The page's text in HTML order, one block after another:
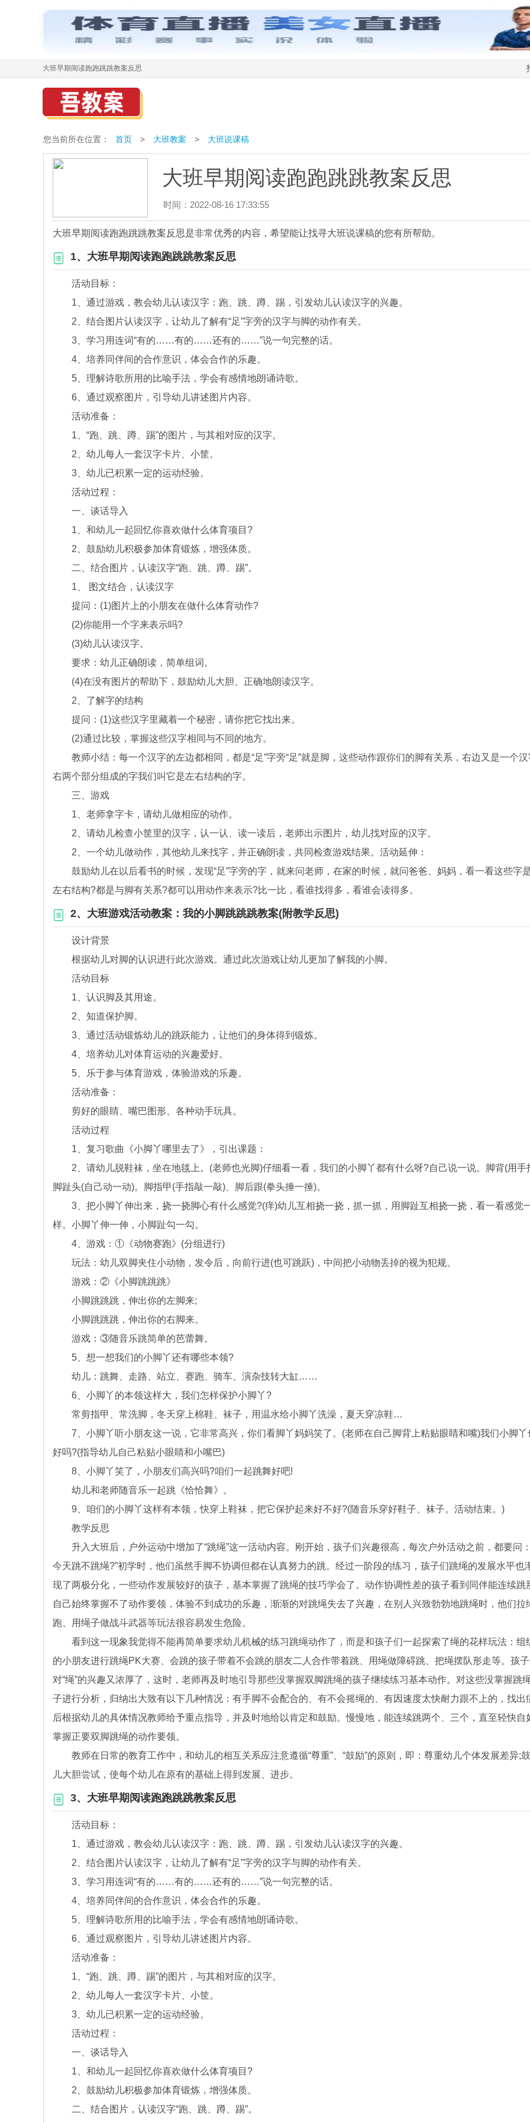
大班早期阅读跑跑跳跳教案反思
您当前所在位置： 首页 > 大班教案 > 大班说课稿
大班早期阅读跑跑跳跳教案反思
时间：2022-08-16 17:33:55
大班早期阅读跑跑跳跳教案反思是非常优秀的内容，希望能让找寻大班说课稿的您有所帮助。
1、大班早期阅读跑跑跳跳教案反思
活动目标：
1、通过游戏，教会幼儿认读汉字：跑、跳、蹲、踢，引发幼儿认读汉字的兴趣。
2、结合图片认读汉字，让幼儿了解有“足”字旁的汉字与脚的动作有关。
3、学习用连词“有的……有的……还有的……”说一句完整的话。
4、培养同伴间的合作意识，体会合作的乐趣。
5、理解诗歌所用的比喻手法，学会有感情地朗诵诗歌。
6、通过观察图片，引导幼儿讲述图片内容。
活动准备：
1、“跑、跳、蹲、踢”的图片，与其相对应的汉字。
2、幼儿每人一套汉字卡片、小筐。
3、幼儿已积累一定的运动经验。
活动过程：
一、谈话导入
1、和幼儿一起回忆你喜欢做什么体育项目?
2、鼓励幼儿积极参加体育锻炼，增强体质。
二、结合图片，认读汉字“跑、跳、蹲、踢”。
1、 图文结合，认读汉字
提问：(1)图片上的小朋友在做什么体育动作?
(2)你能用一个字来表示吗?
(3)幼儿认读汉字。
要求：幼儿正确朗读，简单组词。
(4)在没有图片的帮助下，鼓励幼儿大胆、正确地朗读汉字。
2、了解字的结构
提问：(1)这些汉字里藏着一个秘密，请你把它找出来。
(2)通过比较，掌握这些汉字相同与不同的地方。
教师小结：每一个汉字的左边都相同，都是“足”字旁“足”就是脚，这些动作跟你们的脚有关系，右边又是一个汉
右两个部分组成的字我们叫它是左右结构的字。
三、游戏
1、老师拿字卡，请幼儿做相应的动作。
2、请幼儿检查小筐里的汉字，认一认、读一读后，老师出示图片，幼儿找对应的汉字。
2、一个幼儿做动作，其他幼儿来找字，并正确朗读，共同检查游戏结果。活动延伸：
鼓励幼儿在以后看书的时候，发现“足”字旁的字，就来问老师，在家的时候，就问爸爸、妈妈，看一看这些字
左右结构?都是与脚有关系?都可以用动作来表示?比一比，看谁找得多，看谁会读得多。
2、大班游戏活动教案：我的小脚跳跳跳教案(附教学反思)
设计背景
根据幼儿对脚的认识进行此次游戏。通过此次游戏让幼儿更加了解我的小脚。
活动目标
1、认识脚及其用途。
2、知道保护脚。
3、通过活动锻炼幼儿的跳跃能力，让他们的身体得到锻炼。
4、培养幼儿对体育运动的兴趣爱好。
5、乐于参与体育游戏，体验游戏的乐趣。
活动准备：
剪好的眼睛、嘴巴图形、各种动手玩具。
活动过程
1、复习歌曲《小脚丫哪里去了》，引出课题：
2、请幼儿脱鞋袜，坐在地毯上。(老师也光脚)仔细看一看，我们的小脚丫都有什么呀?自己说一说。脚背(用手
脚趾头(自己动一动)。脚指甲(手指敲一敲)、脚后跟(拳头捶一捶)。
3、把小脚丫伸出来，挠一挠脚心有什么感觉?(痒)幼儿互相挠一挠，抓一抓，用脚趾互相挠一挠，看一看感觉
样。小脚丫伸一伸，小脚趾勾一勾。
4、游戏：①《动物赛跑》(分组进行)
玩法：幼儿双脚夹住小动物，发令后，向前行进(也可跳跃)，中间把小动物丢掉的视为犯规。
游戏：②《小脚跳跳跳》
小脚跳跳跳，伸出你的左脚来;
小脚跳跳跳，伸出你的右脚来。
游戏：③随音乐跳简单的芭蕾舞。
5、想一想我们的小脚丫还有哪些本领?
幼儿：跳舞、走路、站立、赛跑、骑车、演杂技转大缸……
6、小脚丫的本领这样大，我们怎样保护小脚丫?
常剪指甲、常洗脚，冬天穿上棉鞋、袜子，用温水给小脚丫洗澡，夏天穿凉鞋…
7、小脚丫听小朋友这一说，它非常高兴，你们看脚丫妈妈笑了。(老师在自己脚背上粘贴眼睛和嘴)我们小脚丫
好吗?(指导幼儿自己粘贴小眼睛和小嘴巴)
8、小脚丫笑了，小朋友们高兴吗?咱们一起跳舞好吧!
幼儿和老师随音乐一起跳《恰恰舞》。
9、咱们的小脚丫这样有本领，快穿上鞋袜，把它保护起来好不好?(随音乐穿好鞋子、袜子。活动结束。)
教学反思
升入大班后，户外运动中增加了“跳绳”这一活动内容。刚开始，孩子们兴趣很高，每次户外活动之前，都要问：
今天跳不跳绳?”初学时，他们虽然手脚不协调但都在认真努力的跳。经过一阶段的练习，孩子们跳绳的发展水平也
现了两极分化，一些动作发展较好的孩子，基本掌握了跳绳的技巧学会了。动作协调性差的孩子看到同伴能连续跳
自己始终掌握不了动作要领，体验不到成功的乐趣，渐渐的对跳绳失去了兴趣，在别人兴致勃勃地跳绳时，他们拉
跑、用绳子做战斗武器等玩法很容易发生危险。
看到这一现象我觉得不能再简单要求幼儿机械的练习跳绳动作了，而是和孩子们一起探索了绳的花样玩法：组
的小朋友进行跳绳PK大赛、会跳的孩子带着不会跳的朋友二人合作带着跳、用绳做障碍跳、把绳摆队形走等。孩
对“绳”的兴趣又浓厚了，这时，老师再及时地引导那些没掌握双脚跳绳的孩子继续练习基本动作。对这些没掌握跳
子进行分析，归纳出大致有以下几种情况：有手脚不会配合的、有不会摇绳的、有因速度太快耐力跟不上的，找出
后根据幼儿的具体情况教师给予重点指导，并及时地给以肯定和鼓励。慢慢地，能连续跳两个、三个，直至轻快自
掌握正要双脚跳绳的动作要领。
教师在日常的教育工作中，和幼儿的相互关系应注意遵循“尊重”、“鼓励”的原则，即：尊重幼儿个体发展差异;
儿大胆尝试，使每个幼儿在原有的基础上得到发展、进步。
3、大班早期阅读跑跑跳跳教案反思
活动目标：
1、通过游戏，教会幼儿认读汉字：跑、跳、蹲、踢，引发幼儿认读汉字的兴趣。
2、结合图片认读汉字，让幼儿了解有“足”字旁的汉字与脚的动作有关。
3、学习用连词“有的……有的……还有的……”说一句完整的话。
4、培养同伴间的合作意识，体会合作的乐趣。
5、理解诗歌所用的比喻手法，学会有感情地朗诵诗歌。
6、通过观察图片，引导幼儿讲述图片内容。
活动准备：
1、“跑、跳、蹲、踢”的图片，与其相对应的汉字。
2、幼儿每人一套汉字卡片、小筐。
3、幼儿已积累一定的运动经验。
活动过程：
一、谈话导入
1、和幼儿一起回忆你喜欢做什么体育项目?
2、鼓励幼儿积极参加体育锻炼，增强体质。
二、结合图片，认读汉字“跑、跳、蹲、踢”。